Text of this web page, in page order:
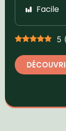
Facile
5 (